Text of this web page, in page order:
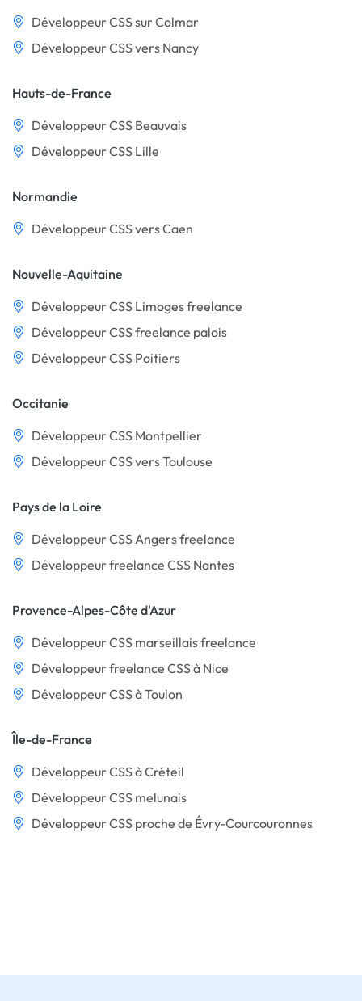
Développeur CSS sur Colmar
Développeur CSS vers Nancy
Hauts-de-France
Développeur CSS Beauvais
Développeur CSS Lille
Normandie
Développeur CSS vers Caen
Nouvelle-Aquitaine
Développeur CSS Limoges freelance
Développeur CSS freelance palois
Développeur CSS Poitiers
Occitanie
Développeur CSS Montpellier
Développeur CSS vers Toulouse
Pays de la Loire
Développeur CSS Angers freelance
Développeur freelance CSS Nantes
Provence-Alpes-Côte d'Azur
Développeur CSS marseillais freelance
Développeur freelance CSS à Nice
Développeur CSS à Toulon
Île-de-France
Développeur CSS à Créteil
Développeur CSS melunais
Développeur CSS proche de Évry-Courcouronnes